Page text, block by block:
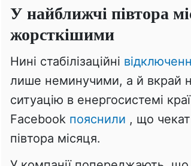
У найближчі півтора
жорсткішими
Нині стабілізаційні
лише неминучими, а й вкрай
ситуацію в енергосистемі
Facebook пояснили , що
півтора місяця.